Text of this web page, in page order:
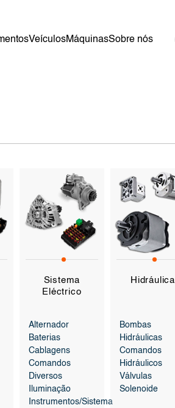
VeículosMáquinasSobre nós
Sistema
Eléctrico
Alternador
Baterias
Cablagens
Comandos
Diversos
Iluminação
Instrumentos/Sistema
Hidráulica
Bombas
Hidráulicas
Comandos
Hidráulicos
Válvulas
Solenoide